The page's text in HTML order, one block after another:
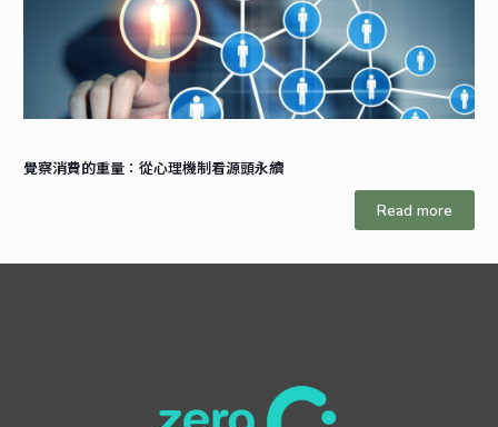
覺察消費的重量：從心理機制看源頭永續
Read more